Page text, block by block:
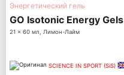
Энергетический гель
GO Isotonic Energy Gels
21 x 60 мл, Лимон-Лайм
SCIENCE IN SPORT (SiS)